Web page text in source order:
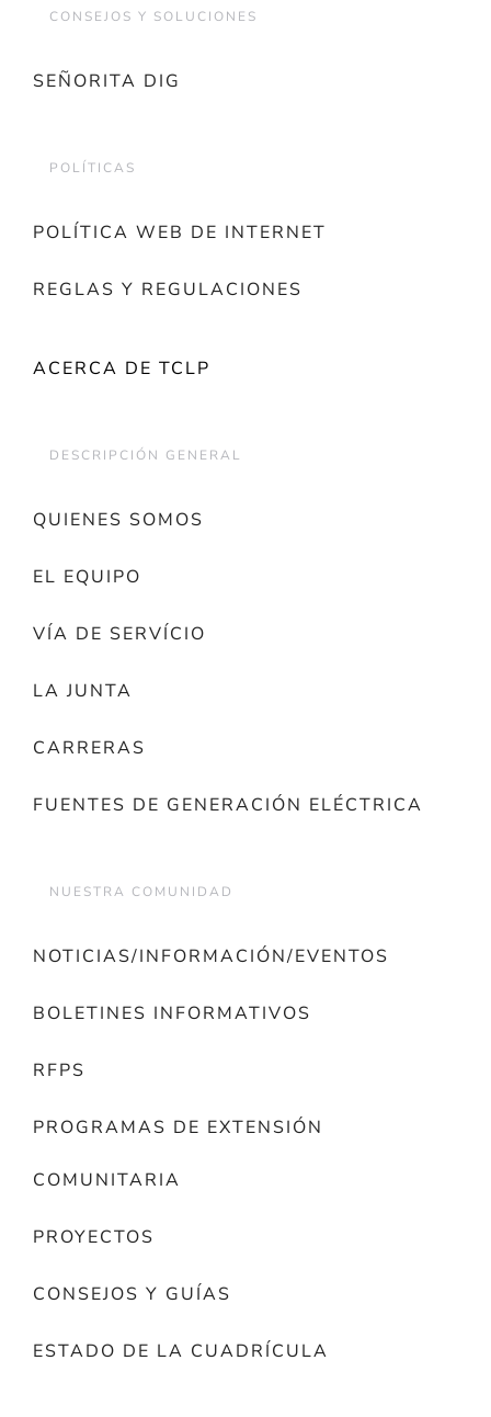
CONSEJOS Y SOLUCIONES
SEÑORITA DIG
POLÍTICAS
POLÍTICA WEB DE INTERNET
REGLAS Y REGULACIONES
ACERCA DE TCLP
DESCRIPCIÓN GENERAL
QUIENES SOMOS
EL EQUIPO
VÍA DE SERVÍCIO
LA JUNTA
CARRERAS
FUENTES DE GENERACIÓN ELÉCTRICA
NUESTRA COMUNIDAD
NOTICIAS/INFORMACIÓN/EVENTOS
BOLETINES INFORMATIVOS
RFPS
PROGRAMAS DE EXTENSIÓN
COMUNITARIA
PROYECTOS
CONSEJOS Y GUÍAS
ESTADO DE LA CUADRÍCULA